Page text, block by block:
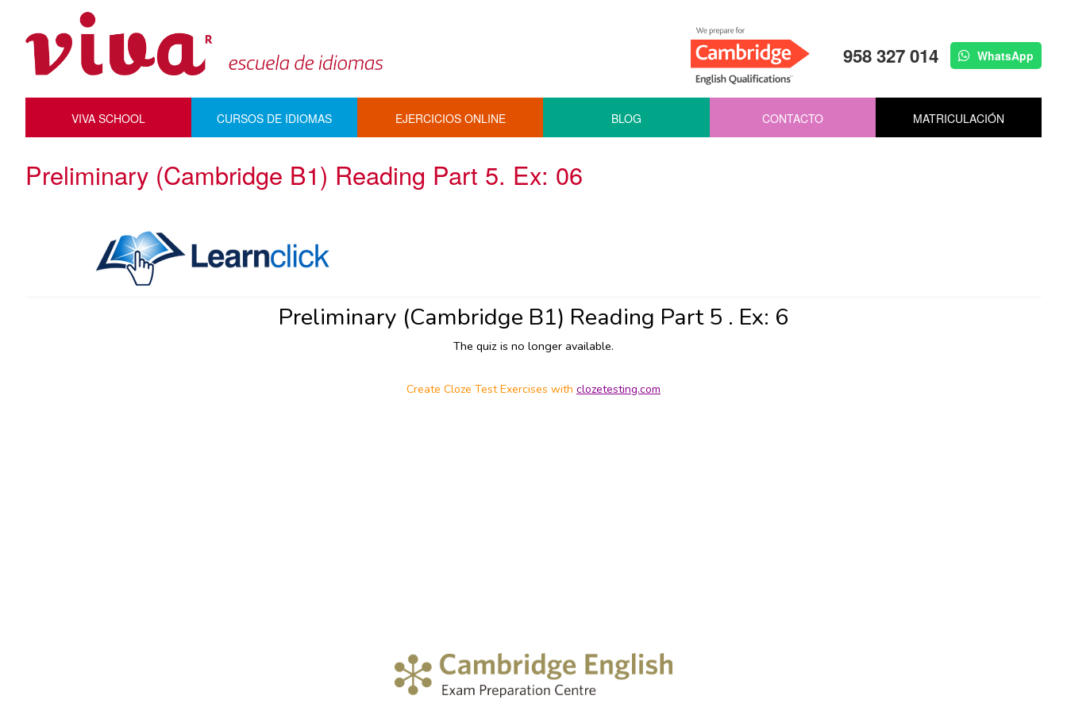
958 327 014 WhatsApp
VIVA SCHOOL CURSOS DE IDIOMAS EJERCICIOS ONLINE BLOG CONTACTO MATRICULACIÓN
Preliminary (Cambridge B1) Reading Part 5. Ex: 06